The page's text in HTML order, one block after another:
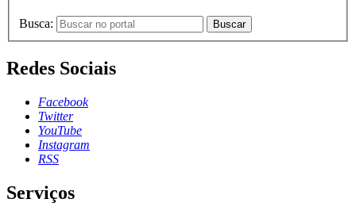
Busca: Buscar
Redes Sociais
Facebook
Twitter
YouTube
Instagram
RSS
Serviços